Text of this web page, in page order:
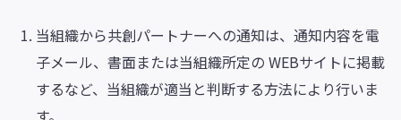
当組織から共創パートナーへの通知は、通知内容を電
子メール、書面または当組織所定の WEBサイトに掲載
するなど、当組織が適当と判断する方法により行いま
す。